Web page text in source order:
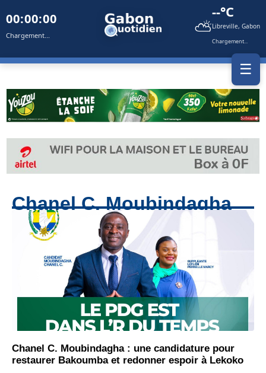
00:00:00
Chargement... ⛅
--°C
Libreville, Gabon
Chargement...
☰
Chanel C. Moubindagha
Chanel C. Moubindagha : une candidature pour
restaurer Bakoumba et redonner espoir à Lekoko